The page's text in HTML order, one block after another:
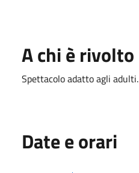
A chi è rivolto
Spettacolo adatto agli adulti.
Date e orari